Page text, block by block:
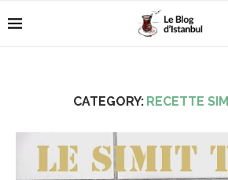
CATEGORY: RECETTE